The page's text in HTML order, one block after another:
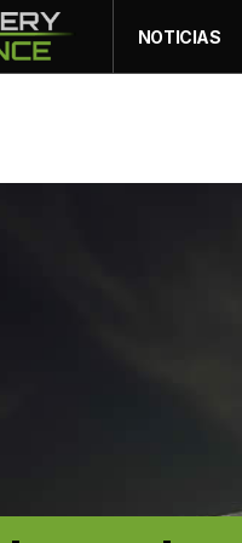
NOTICIAS